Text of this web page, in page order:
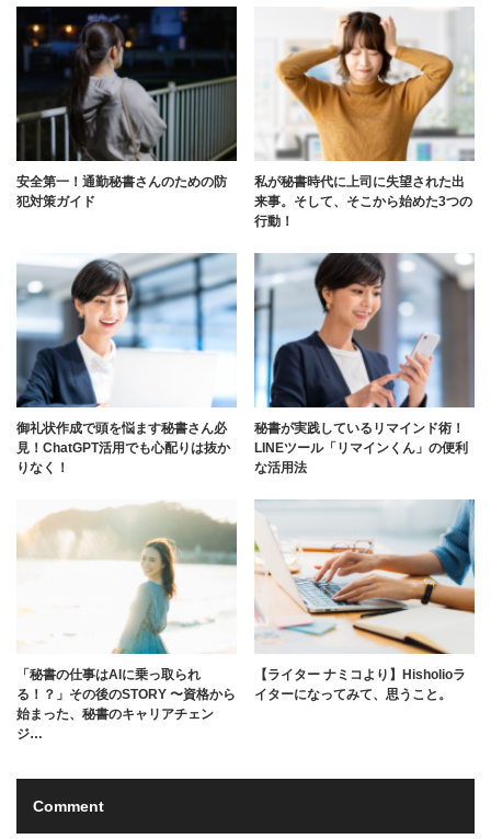
安全第一！通勤秘書さんのための防
犯対策ガイド
私が秘書時代に上司に失望された出
来事。そして、そこから始めた3つの
行動！
御礼状作成で頭を悩ます秘書さん必
見！ChatGPT活用でも心配りは抜か
りなく！
秘書が実践しているリマインド術！
LINEツール「リマインくん」の便利
な活用法
「秘書の仕事はAIに乗っ取られ
る！？」その後のSTORY 〜資格から
始まった、秘書のキャリアチェン
ジ…
【ライター ナミコより】Hisholioラ
イターになってみて、思うこと。
Comment